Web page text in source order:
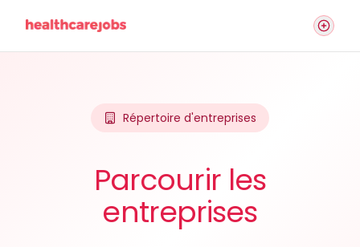
Répertoire d'entreprises
Parcourir les
entreprises